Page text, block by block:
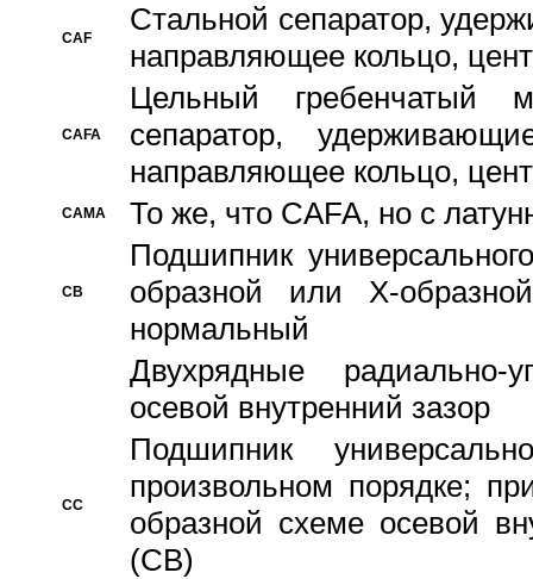
CAF
Стальной сепаратор,
направляющее кольцо,
CAFA
Цельный гребенчатый
сепаратор,
направляющее кольцо,
CAMA То же, что CAFA, но с
CB
Подшипник
образной или Х-
нормальный
Двухрядные радиально-
осевой внутренний зазор
CC
Подшипник
произвольном порядке;
образной схеме осевой
(CB)